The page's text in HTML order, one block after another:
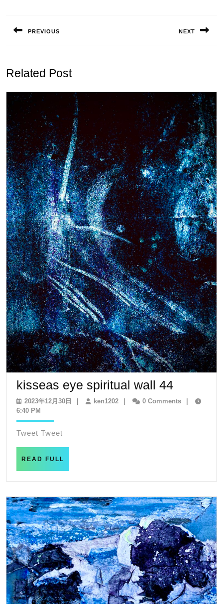
ナ
ゲ
ー
シ
ン
PREVIOUS NEXT
Related Post
kisseas eye spiritual wall 44kisseas
eye
2023年12月30日
2023
ken1202ken12020 Comments
6:40 PM
Tweet Tweet
READ FULL